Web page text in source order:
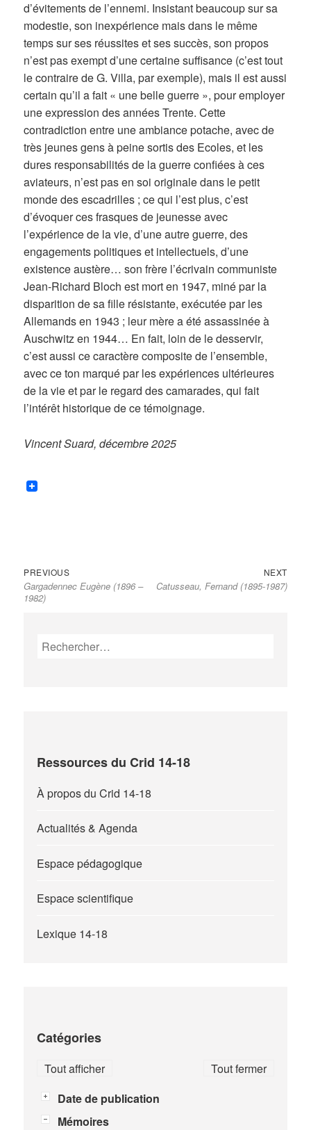
d’évitements de l’ennemi. Insistant beaucoup sur sa
modestie, son inexpérience mais dans le même
temps sur ses réussites et ses succès, son propos
n’est pas exempt d’une certaine suffisance (c’est tout
le contraire de G. Villa, par exemple), mais il est aussi
certain qu’il a fait « une belle guerre », pour employer
une expression des années Trente. Cette
contradiction entre une ambiance potache, avec de
très jeunes gens à peine sortis des Ecoles, et les
dures responsabilités de la guerre confiées à ces
aviateurs, n’est pas en soi originale dans le petit
monde des escadrilles ; ce qui l’est plus, c’est
d’évoquer ces frasques de jeunesse avec
l’expérience de la vie, d’une autre guerre, des
engagements politiques et intellectuels, d’une
existence austère… son frère l’écrivain communiste
Jean-Richard Bloch est mort en 1947, miné par la
disparition de sa fille résistante, exécutée par les
Allemands en 1943 ; leur mère a été assassinée à
Auschwitz en 1944… En fait, loin de le desservir,
c’est aussi ce caractère composite de l’ensemble,
avec ce ton marqué par les expériences ultérieures
de la vie et par le regard des camarades, qui fait
l’intérêt historique de ce témoignage.
Vincent Suard, décembre 2025
Navigation
de
l’article
PREVIOUSPrevious
post:
Gargadennec Eugène (1896 –
1982)
NEXTNext
post:
Catusseau, Fernand (1895-1987)
Rechercher :
Ressources du Crid 14-18
À propos du Crid 14-18
Actualités & Agenda
Espace pédagogique
Espace scientifique
Lexique 14-18
Catégories
Tout fermer
Tout afficher
Date de publication
Mémoires